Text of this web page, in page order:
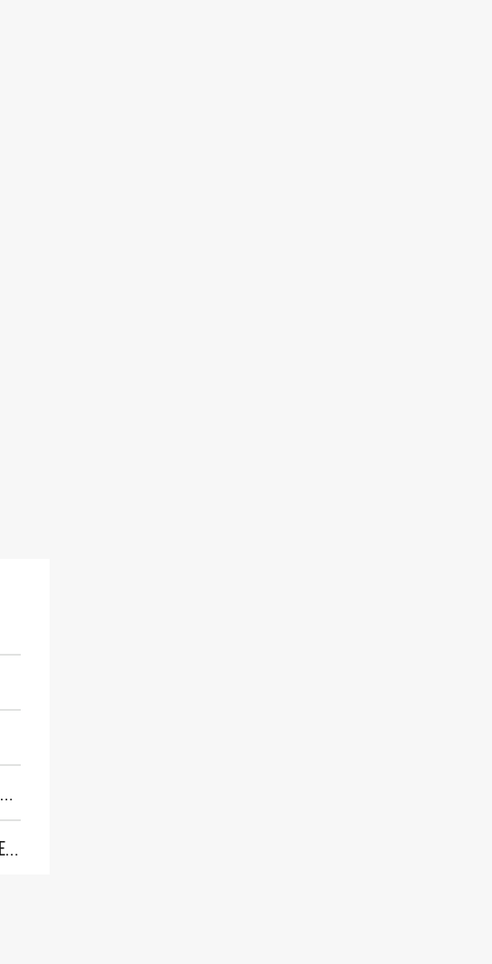
"ОЧЕНЬ ПЛОХИЕ НОВОСТИ": БОЛЬШАЯ ОШИБКА PALANTIR В РОССИИ. СТРАНЫ НАТО ВПЕРВЫЕ ЗА СВО ОСТАНОВИЛИ ПОСТАВКИ ОРУЖИЯ. ВСУ ТЕРЯЮТ ПРИГРАНИЧЬЕ?
ТРИ ГЛАВНЫХ ИНСАЙДА ОБ СВО. ОТМЕНА МОБИЛИЗАЦИИ И ВОЗВРАЩЕНИЕ "ГЕНЕРАЛА АРМАГЕДДОНА"? ОТЛИЧНЫЕ НОВОСТИ, КОТОРЫЕ ЖДАЛИ ВСЕ